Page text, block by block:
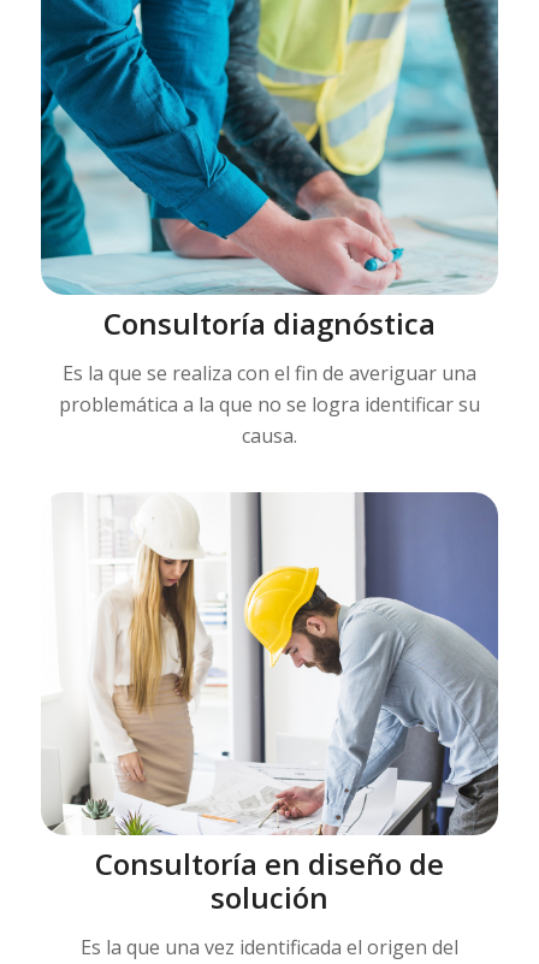
Consultoría diagnóstica
Es la que se realiza con el fin de averiguar una
problemática a la que no se logra identificar su
causa.
Consultoría en diseño de
solución
Es la que una vez identificada el origen del